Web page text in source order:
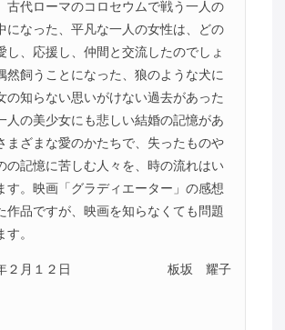
古代ローマのコロセウムで戦う一人の
になった、平凡な一人の女性は、どの
し、応援し、仲間と交流したのでしょ
然飼うことになった、狼のような犬に
の知らない思いがけない過去があった
人の美少女にも悲しい結婚の記憶があ
まざまな愛のかたちで、失ったものや
の記憶に苦しむ人々を、時の流れはい
す。映画「グラディエーター」の感想
作品ですが、映画を知らなくても問題
。
２月１２日 板坂 耀子